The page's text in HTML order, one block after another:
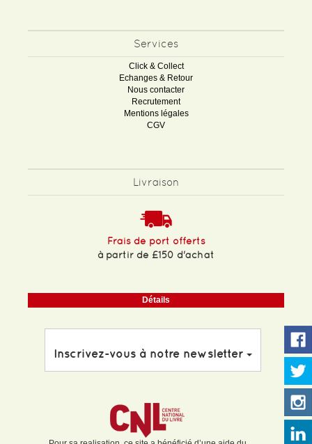
Services
Click & Collect
Echanges & Retour
Nous contacter
Recrutement
Mentions légales
CGV
Livraison
Frais de port offerts
à partir de £150 d'achat
Détails
Inscrivez-vous à notre newsletter